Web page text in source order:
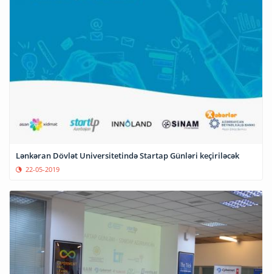
Lənkəran Dövlət Universitetində Startap Günləri keçiriləcək
22-05-2019